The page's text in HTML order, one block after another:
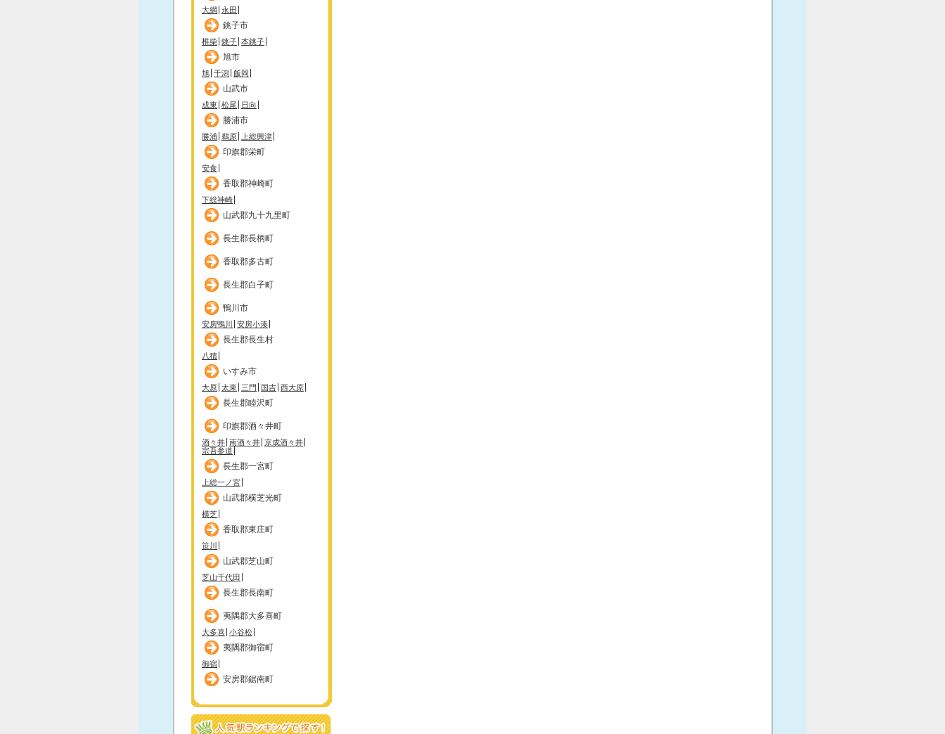
大網 永田
銚子市
椎柴 銚子 本銚子
旭市
旭 干潟 飯岡
山武市
成東 松尾 日向
勝浦市
勝浦 鵜原 上総興津
印旗郡栄町
安食
香取郡神崎町
下総神崎
山武郡九十九里町
長生郡長柄町
香取郡多古町
長生郡白子町
鴨川市
安房鴨川 安房小湊
長生郡長生村
八積
いすみ市
大原 太東 三門 国吉 西大原
長生郡睦沢町
印旗郡酒々井町
酒々井 南酒々井 京成酒々井
宗吾参道
長生郡一宮町
上総一ノ宮
山武郡横芝光町
横芝
香取郡東庄町
笹川
山武郡芝山町
芝山千代田
長生郡長南町
夷隅郡大多喜町
大多喜 小谷松
夷隅郡御宿町
御宿
安房郡鋸南町